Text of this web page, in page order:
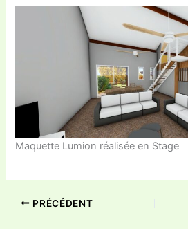
Maquette Lumion réalisée en Stage
PRÉCÉDENT